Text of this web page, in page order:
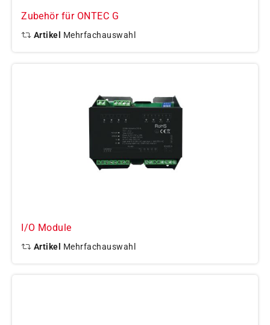
Zubehör für ONTEC G
Artikel Mehrfachauswahl
I/O Module
Artikel Mehrfachauswahl